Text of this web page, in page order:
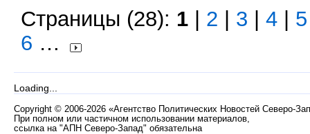
Страницы (28): 1 2 3 4 5
6 …
Loading...
Copyright © 2006-2026 «Агентство Политических Новостей Северо-
При полном или частичном использовании материалов,
ссылка на "АПН Северо-Запад" обязательна